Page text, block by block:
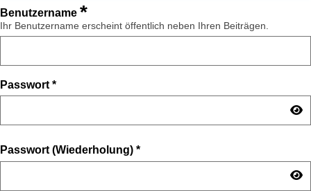
Benutzername *
Ihr Benutzername erscheint öffentlich neben Ihren Beiträgen.
Passwort *
Passwort (Wiederholung) *